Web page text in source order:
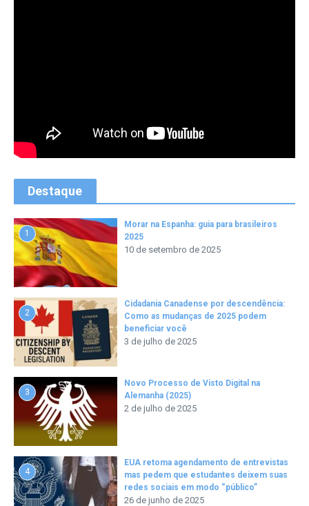
Destaque
1
Morar na Espanha: guia para brasileiros
2025
10 de setembro de 2025
2
Cidadania Canadense por descendência:
Como as mudanças de 2025 podem
beneficiar você
3 de julho de 2025
3
Novo Processo de Visto Digital na
Alemanha (2025)
2 de julho de 2025
4
EUA retoma agendamento de entrevistas
mas pedem que estudantes deixem suas
redes sociais em modo “público”
26 de junho de 2025